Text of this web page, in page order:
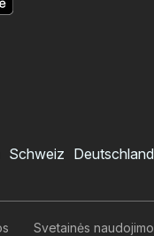
Schweiz Deutschland
Svetainės